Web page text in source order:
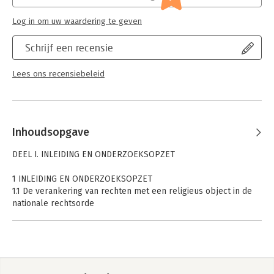
Hoofdrubriek:
Jongbloed:
Serie:
Staat en Recht (SteR)
Schrijf een recensie
Lees ons recensiebeleid
Log in om uw waardering te geven
Inhoudsopgave
DEEL I. INLEIDING EN ONDERZOEKSOPZET
1 INLEIDING EN ONDERZOEKSOPZET
1.1 De verankering van rechten met een religieus object in de
nationale rechtsorde